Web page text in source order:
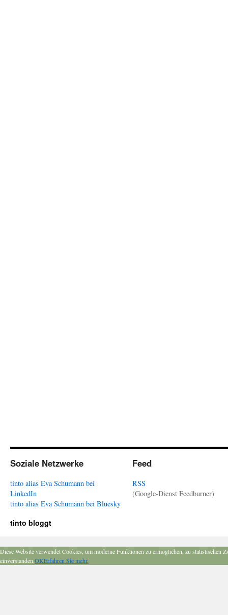
Soziale Netzwerke
tinto alias Eva Schumann bei
LinkedIn
tinto alias Eva Schumann bei Bluesky
Feed
RSS
(Google-Dienst Feedburner)
tinto bloggt
Diese Website verwendet Cookies, um moderne Funktionen zu ermöglichen, zu
einverstanden.OKErfahren Sie mehr.